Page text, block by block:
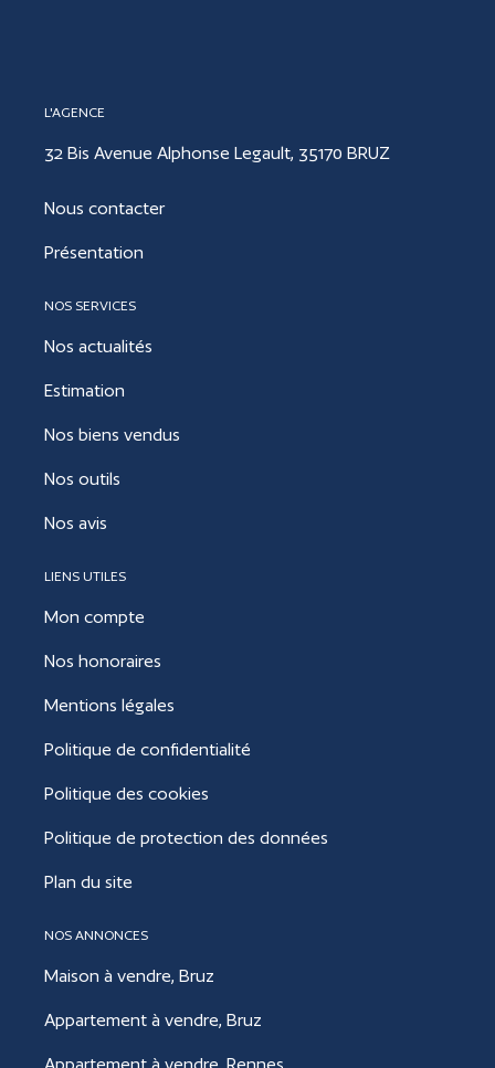
L'AGENCE
32 Bis Avenue Alphonse Legault, 35170 BRUZ
Nous contacter
Présentation
NOS SERVICES
Nos actualités
Estimation
Nos biens vendus
Nos outils
Nos avis
LIENS UTILES
Mon compte
Nos honoraires
Mentions légales
Politique de confidentialité
Politique des cookies
Politique de protection des données
Plan du site
NOS ANNONCES
Maison à vendre, Bruz
Appartement à vendre, Bruz
Appartement à vendre, Rennes